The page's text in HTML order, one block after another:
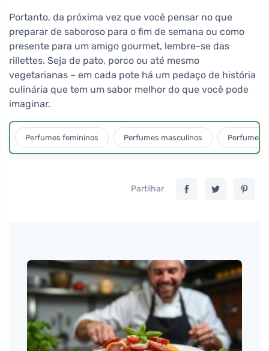
Portanto, da próxima vez que você pensar no que
preparar de saboroso para o fim de semana ou como
presente para um amigo gourmet, lembre-se das
rillettes. Seja de pato, porco ou até mesmo
vegetarianas – em cada pote há um pedaço de história
culinária que tem um sabor melhor do que você pode
imaginar.
Perfumes femininos Perfumes masculinos Perfumes
Partilhar